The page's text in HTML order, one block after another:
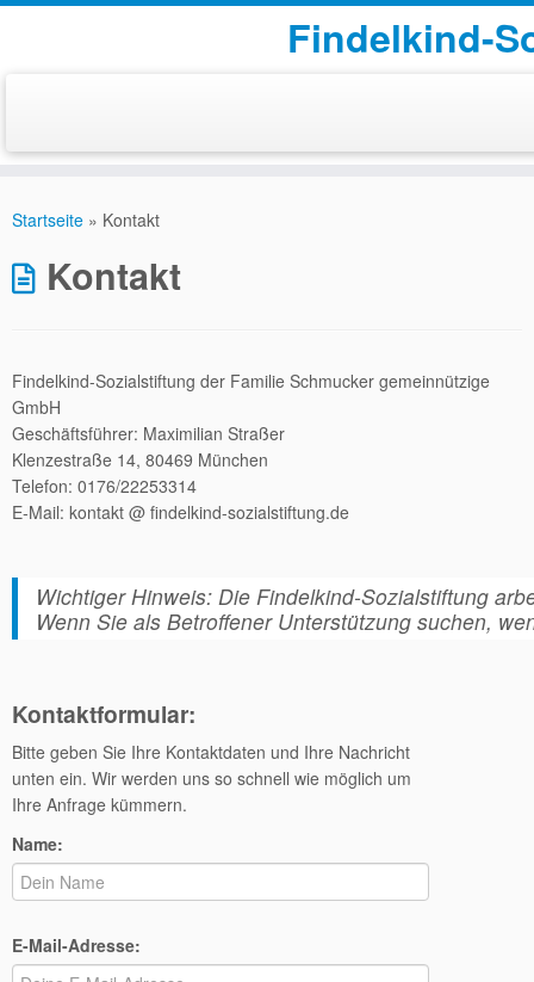
Inhalt
Findelkind-
Startseite » Kontakt
Kontakt
Findelkind-Sozialstiftung der Familie Schmucker gemeinnützige
GmbH
Geschäftsführer: Maximilian Straßer
Klenzestraße 14, 80469 München
Telefon: 0176/22253314
E-Mail: kontakt @ findelkind-sozialstiftung.de
Wichtiger Hinweis: Die Findelkind-Sozialstiftung
Wenn Sie als Betroffener Unterstützung suchen,
Kontaktformular:
Bitte geben Sie Ihre Kontaktdaten und Ihre Nachricht
unten ein. Wir werden uns so schnell wie möglich um
Ihre Anfrage kümmern.
Name:
E-Mail-Adresse: